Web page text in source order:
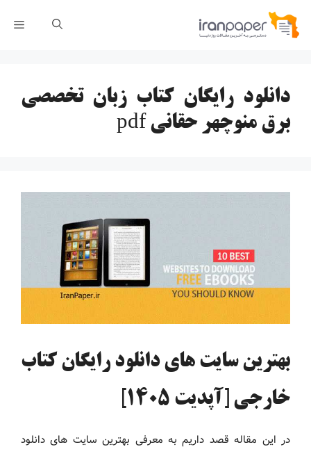
پرش
دانلود رایگان کتاب زبان تخصصی
برق منوچهر حقانی pdf
بهترین سایت های دانلود رایگان کتاب
خارجی [آپدیت 1405]
در این مقاله قصد داریم به معرفی بهترین سایت های دانلود